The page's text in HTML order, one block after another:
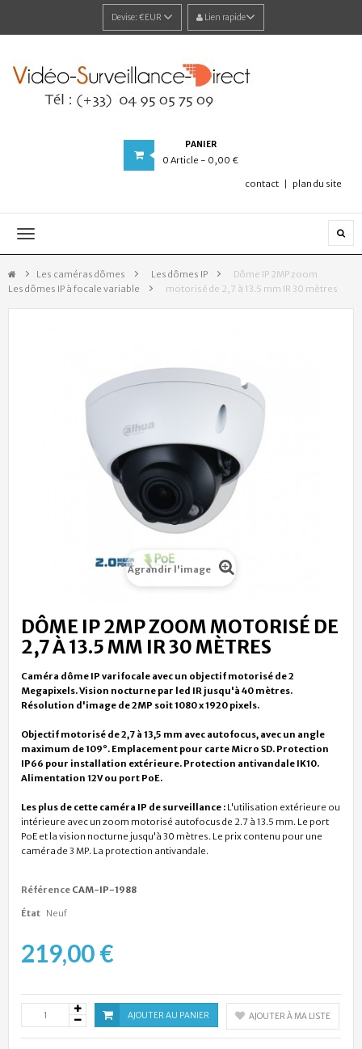
Devise: €EUR Lien rapide
PANIER
0 Article - 0,00 €
contact plan du site
Navigation
Les caméras dômes > Les dômes IP
>
Les dômes IP à focale variable
>
Dôme IP 2MP zoom
motorisé de 2,7 à 13.5 mm IR 30 mètres
Agrandir l'image
DÔME IP 2MP ZOOM MOTORISÉ DE
2,7 À 13.5 MM IR 30 MÈTRES
Caméra dôme IP varifocale avec un objectif motorisé de 2
Megapixels. Vision nocturne par led IR jusqu'à 40 mètres.
Résolution d'image de 2MP soit 1080 x 1920 pixels.
Objectif motorisé de 2,7 à 13,5 mm avec autofocus, avec un angle
maximum de 109°. Emplacement pour carte Micro SD. Protection
IP66 pour installation extérieure. Protection antivandale IK10.
Alimentation 12V ou port PoE.
Les plus de cette caméra IP de surveillance : L'utilisation extérieure ou
intérieure avec un zoom motorisé autofocus de 2.7 à 13.5 mm. Le port
PoE et la vision nocturne jusqu'à 30 mètres. Le prix contenu pour une
caméra de 3 MP. La protection antivandale.
Référence CAM-IP-1988
État Neuf
219,00 €
AJOUTER AU PANIER AJOUTER À MA LISTE